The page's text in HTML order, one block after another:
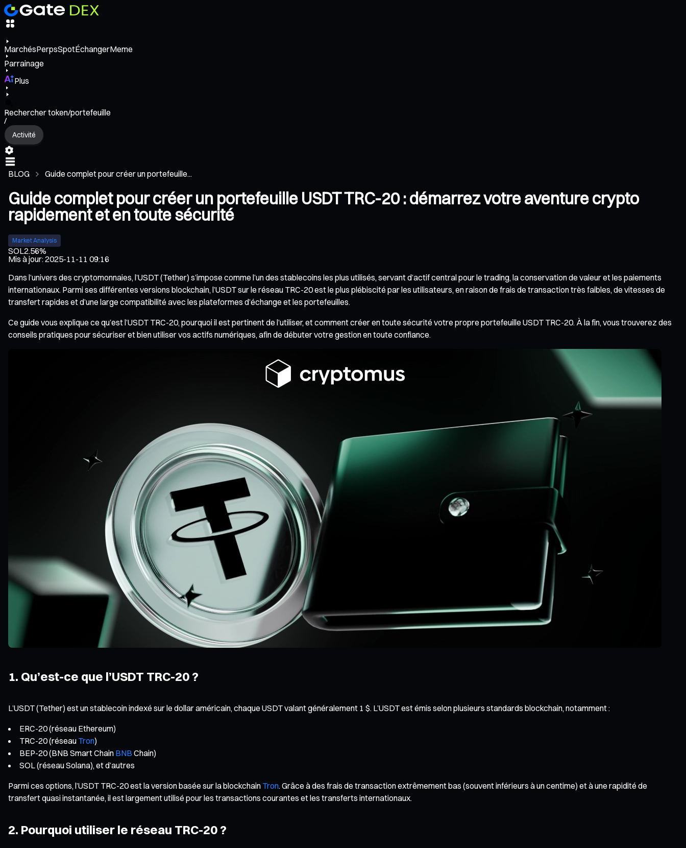
MarchésPerpsSpotÉchangerMeme
Parrainage
Plus
Rechercher token/portefeuille
/
Activité
BLOG Guide complet pour créer un portefeuille...
Guide complet pour créer un portefeuille USDT TRC-20 : démarrez votre aventure crypto
rapidement et en toute sécurité
Market Analysis
SOL2.56%
Mis à jour:2025-11-11 09:16
Dans l’univers des cryptomonnaies, l’USDT (Tether) s’impose comme l’un des stablecoins les plus utilisés, servant d’actif central pour le trading, la conservation de valeur et les paiements
internationaux. Parmi ses différentes versions blockchain, l’USDT sur le réseau TRC-20 est le plus plébiscité par les utilisateurs, en raison de frais de transaction très faibles, de vitesses de
transfert rapides et d’une large compatibilité avec les plateformes d’échange et les portefeuilles.
Ce guide vous explique ce qu’est l’USDT TRC-20, pourquoi il est pertinent de l’utiliser, et comment créer en toute sécurité votre propre portefeuille USDT TRC-20. À la fin, vous trouverez des
conseils pratiques pour sécuriser et bien utiliser vos actifs numériques, afin de débuter votre gestion en toute confiance.
1. Qu’est-ce que l’USDT TRC-20 ?
L’USDT (Tether) est un stablecoin indexé sur le dollar américain, chaque USDT valant généralement 1 $. L’USDT est émis selon plusieurs standards blockchain, notamment :
ERC-20 (réseau Ethereum)
TRC-20 (réseau Tron)
BEP-20 (BNB Smart Chain BNB Chain)
SOL (réseau Solana), et d’autres
Parmi ces options, l’USDT TRC-20 est la version basée sur la blockchain Tron. Grâce à des frais de transaction extrêmement bas (souvent inférieurs à un centime) et à une rapidité de
transfert quasi instantanée, il est largement utilisé pour les transactions courantes et les transferts internationaux.
2. Pourquoi utiliser le réseau TRC-20 ?